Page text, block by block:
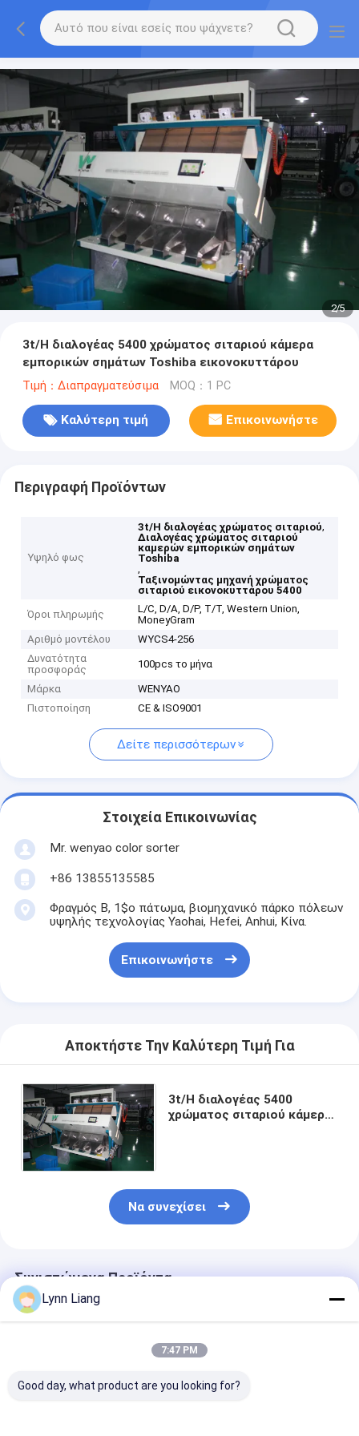
2/5
3t/H διαλογέας 5400 χρώματος σιταριού κάμερα
εμπορικών σημάτων Toshiba εικονοκυττάρου
Τιμή：Διαπραγματεύσιμα MOQ：1 PC
Καλύτερη τιμή Επικοινωνήστε
Περιγραφή Προϊόντων
Υψηλό φως
3t/H διαλογέας χρώματος σιταριού,
Διαλογέας χρώματος σιταριού
καμερών εμπορικών σημάτων
Toshiba
,
Ταξινομώντας μηχανή χρώματος
σιταριού εικονοκυττάρου 5400
Όροι πληρωμής
L/C, D/A, D/P, T/T, Western Union,
MoneyGram
Αριθμό μοντέλου
WYCS4-256
Δυνατότητα
προσφοράς
100pcs το μήνα
Μάρκα
WENYAO
Πιστοποίηση
CE & ISO9001
Δείτε περισσότερων
Στοιχεία Επικοινωνίας
Mr. wenyao color sorter
+86 13855135585
Φραγμός Β, 1$ο πάτωμα, βιομηχανικό πάρκο πόλεων
υψηλής τεχνολογίας Yaohai, Hefei, Anhui, Κίνα.
Επικοινωνήστε
Αποκτήστε Την Καλύτερη Τιμή Για
3t/H διαλογέας 5400
χρώματος σιταριού κάμερα
Να συνεχίσει
Συνιστώμενα Προϊόντα
Lynn Liang
7:47 PM
Good day, what product are you looking for?